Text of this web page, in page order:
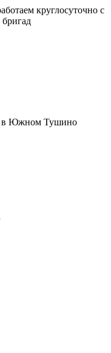
круглосуточно с
в Южном Тушино